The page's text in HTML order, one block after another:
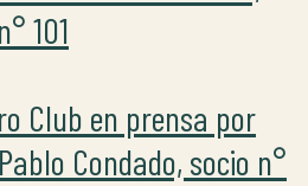
101
Club en prensa por
Condado, socio n°